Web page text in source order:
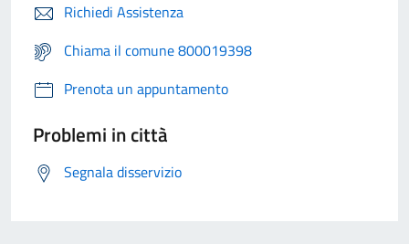
Richiedi Assistenza
Chiama il comune 800019398
Prenota un appuntamento
Problemi in città
Segnala disservizio